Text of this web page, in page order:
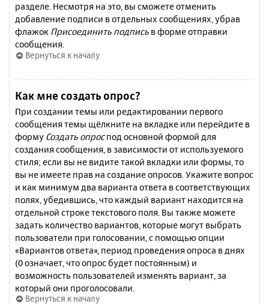
разделе. Несмотря на это, вы сможете отменить
добавление подписи в отдельных сообщениях, убрав
флажок Присоединить подпись в форме отправки
сообщения.
Вернуться к началу
Как мне создать опрос?
При создании темы или редактировании первого
сообщения темы щёлкните на вкладке или перейдите в
форму Создать опроспод основной формой для
создания сообщения, в зависимости от используемого
стиля; если вы не видите такой вкладки или формы, то
вы не имеете прав на создание опросов. Укажите вопрос
и как минимум два варианта ответа в соответствующих
полях, убедившись, что каждый вариант находится на
отдельной строке текстового поля. Вы также можете
задать количество вариантов, которые могут выбрать
пользователи при голосовании, с помощью опции
«Вариантов ответа», период проведения опроса в днях
(0 означает, что опрос будет постоянным) и
возможность пользователей изменять вариант, за
который они проголосовали.
Вернуться к началу